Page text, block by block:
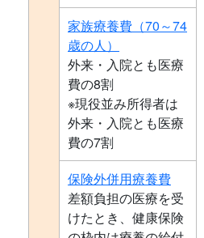
家族療養費（70～74
歳の人）
外来・入院とも医療
費の8割
※現役並み所得者は
外来・入院とも医療
費の7割
保険外併用療養費
差額負担の医療を受
けたとき、健康保険